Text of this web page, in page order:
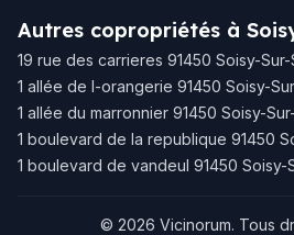
Autres copropriétés à
19 rue des carrieres 91450 Soisy-Sur-
1 allée de l-orangerie 91450 Soisy-
1 allée du marronnier 91450 Soisy-
1 boulevard de la republique 91450
1 boulevard de vandeul 91450 Soisy-
© 2026 Vicinorum. Tous